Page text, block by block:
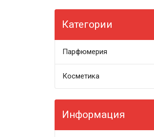
Категории
Парфюмерия
Косметика
Информация